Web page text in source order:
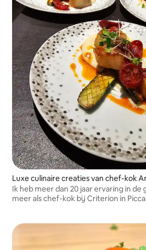
Luxe culinaire creaties van chef-kok
Ik heb meer dan 20 jaar ervaring in
meer als chef-kok bij Criterion in